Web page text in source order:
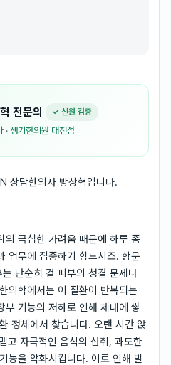
전문의 ✓ 신원 검증
· 생기한의원 대전점_
상담한의사 방상혁입니다.
의 극심한 가려움 때문에 하루 종
업무에 집중하기 힘드시죠. 항문
단순히 겉 피부의 청결 문제나
의학에서는 이 질환이 반복되는
부 기능의 저하로 인해 체내에 쌓
정체에서 찾습니다. 오랜 시간 앉
고 자극적인 음식의 섭취, 과도한
능을 악화시킵니다. 이로 인해 발